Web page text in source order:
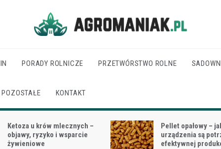
PORADY ROLNICZE PRZETWÓRSTWO ROLNE
POZOSTAŁE KONTAKT
Pellet opałowy – jakie
urządzenia są potrzebne do
efektywnej produkcji?
Jak dobrać moc
wielkości
rodzaju prac?